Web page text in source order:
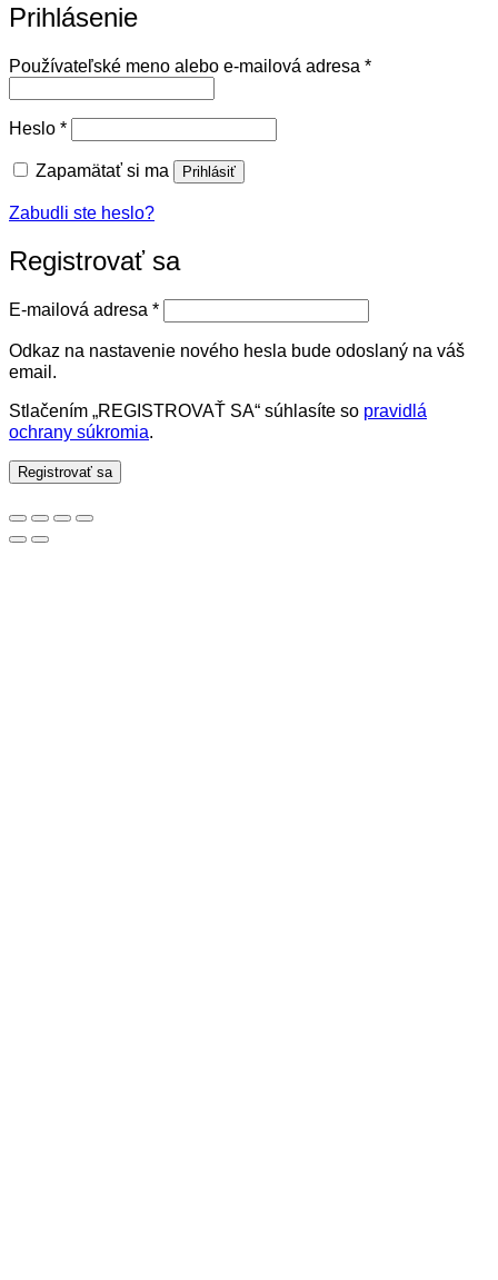
Prihlásenie
Používateľské meno alebo e-mailová adresa *Povinné
Heslo *Povinné
Zapamätať si ma Prihlásiť
Zabudli ste heslo?
Registrovať sa
E-mailová adresa *Povinné
Odkaz na nastavenie nového hesla bude odoslaný na váš
email.
Stlačením „REGISTROVAŤ SA“ súhlasíte so pravidlá
ochrany súkromia.
Registrovať sa